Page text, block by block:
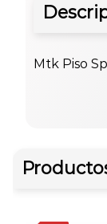
Mtk Piso